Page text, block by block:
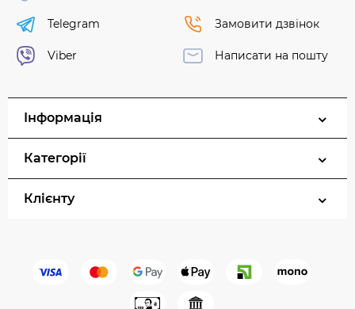
Telegram
Viber
Замовити дзвінок
Написати на пошту
Інформація
Категорії
Клієнту